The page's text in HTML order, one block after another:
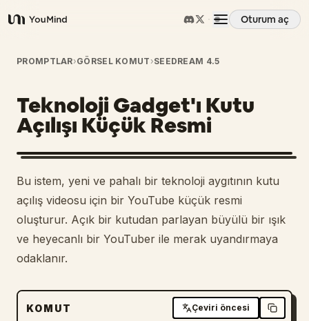
YouMind
Oturum aç
Genel Bakış
Kullanım Senaryoları
Beceriler
İstemler
Fiyatlandırma
PROMPTLAR›GÖRSEL KOMUT ›SEEDREAM 4.5
Teknoloji Gadget'ı Kutu
Açılışı Küçük Resmi
Bu istem, yeni ve pahalı bir teknoloji aygıtının kutu
açılış videosu için bir YouTube küçük resmi
oluşturur. Açık bir kutudan parlayan büyülü bir ışık
ve heyecanlı bir YouTuber ile merak uyandırmaya
odaklanır.
KOMUT Çeviri öncesi